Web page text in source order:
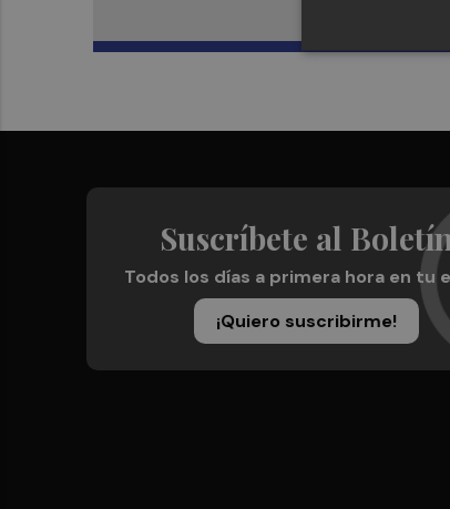
Suscríbete al
Todos los días a primera hora en tu
¡Quiero suscribirme!